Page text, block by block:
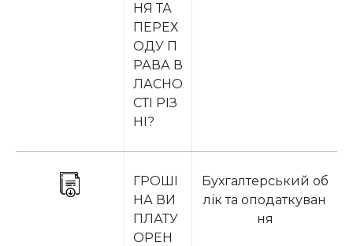
НЯ ТА
ПЕРЕХ
ОДУ П
РАВА В
ЛАСНО
СТІ РІЗ
НІ?
ГРОШІ
НА ВИ
ПЛАТУ
ОРЕН
Бухгалтерський об
лік та оподаткуван
ня